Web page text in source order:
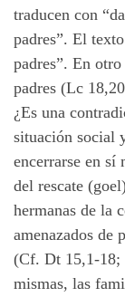
traducen con
padres”. El
padres”. En
padres (Lc
¿Es una
situación social
encerrarse en
del rescate
hermanas de la
amenazados de
(Cf. Dt 15,1-18;
mismas, las